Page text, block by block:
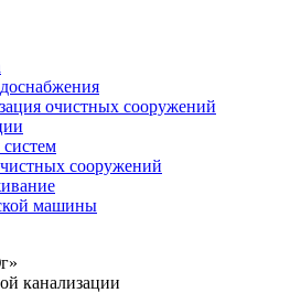
очистных сооружений
сооружений
машины
канализации